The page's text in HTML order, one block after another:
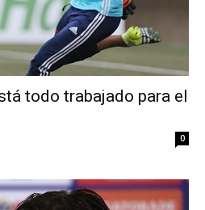
todo trabajado para el
0